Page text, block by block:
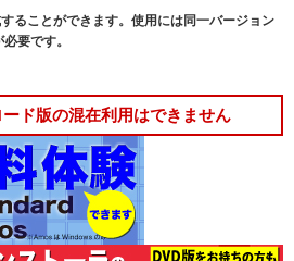
ることができます。使用には同一バージョン
要です。
ド版の混在利用はできません